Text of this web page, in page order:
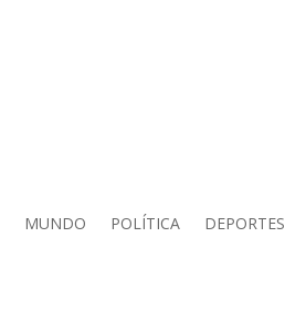
MUNDO POLÍTICA DEPORTES